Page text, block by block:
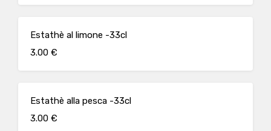
Estathè al limone -33cl
3.00 €
Estathè alla pesca -33cl
3.00 €